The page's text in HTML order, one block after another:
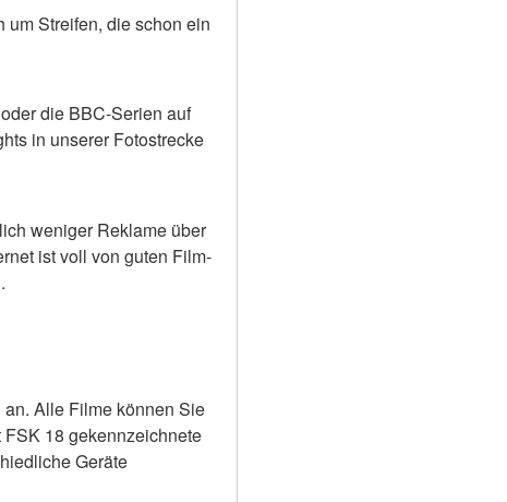
Streifen, die schon ein
die BBC-Serien auf
in unserer Fotostrecke
weniger Reklame über
ist voll von guten Film-
Alle Filme können Sie
18 gekennzeichnete
Geräte